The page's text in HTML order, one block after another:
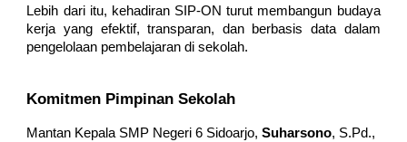
Lebih dari itu, kehadiran SIP-ON turut membangun budaya
kerja yang efektif, transparan, dan berbasis data dalam
pengelolaan pembelajaran di sekolah.
Komitmen Pimpinan Sekolah
Mantan Kepala SMP Negeri 6 Sidoarjo,Suharsono, S.Pd.,